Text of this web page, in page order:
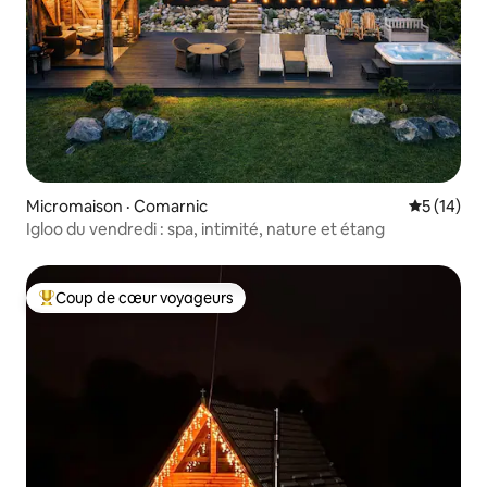
Micromaison · Comarnic Note
5 (14)
Igloo du vendredi : spa, intimité, nature et étang
Coup de cœur voyageurs parmi les plus aimés
Coup de cœur voyageurs